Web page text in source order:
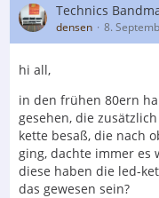
Technics
densen 8.
hi all,
in den frühen 80ern
gesehen, die
kette besaß, die nach
ging, dachte immer es
diese haben die led-
das gewesen sein?